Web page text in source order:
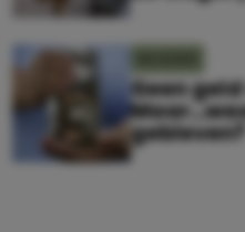
Geen
gebleven?